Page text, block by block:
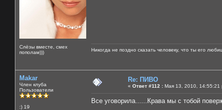
Слёзы вместе, смех
пополам)))
Никогда не поздно сказать человеку, что ты его
Makar
Член клуба
Пользователи
:) 19
Re: ПИВО
« Ответ #112 : Мая 13, 2010, 14:55:21
Все уговорила......Крава мы с тобой